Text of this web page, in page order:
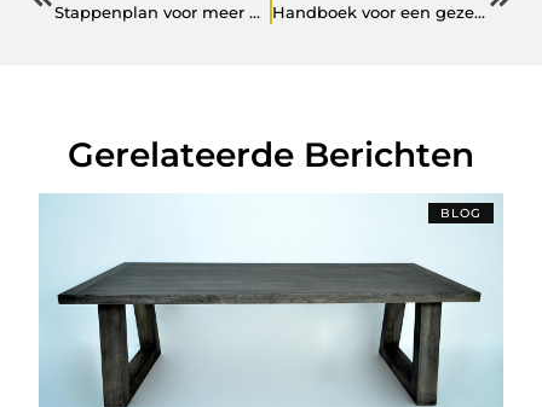
Stappenplan voor meer wooncomfort en buitenplezier Handboek voor een gezellige woning en een onderhoudsvriendelijke tuin
Gerelateerde Berichten
BLOG